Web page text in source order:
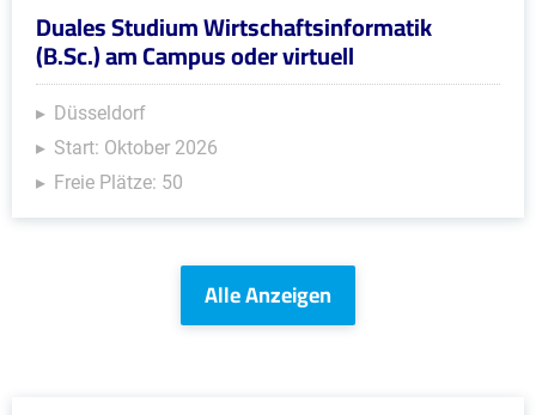
Duales Studium Wirtschaftsinformatik
(B.Sc.) am Campus oder virtuell
Düsseldorf
Start: Oktober 2026
Freie Plätze: 50
Alle Anzeigen